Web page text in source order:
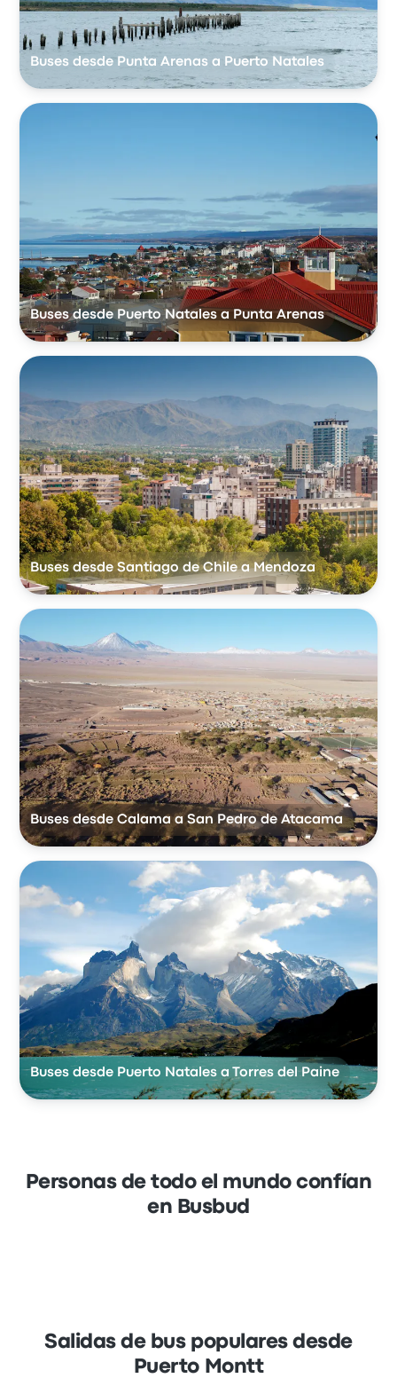
Buses desde Punta Arenas a Puerto Natales
Buses desde Puerto Natales a Punta Arenas
Buses desde Santiago de Chile a Mendoza
Buses desde Calama a San Pedro de Atacama
Buses desde Puerto Natales a Torres del Paine
Personas de todo el mundo confían
en Busbud
Salidas de bus populares desde
Puerto Montt